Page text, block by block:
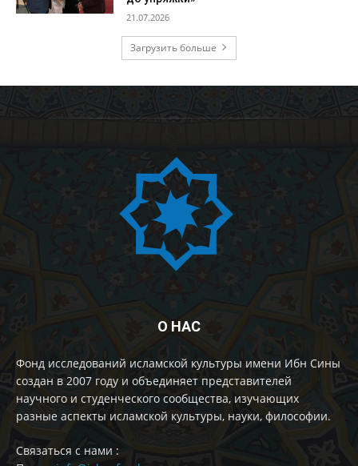
21.07.2026
Загрузить больше
О НАС
Фонд исследований исламской культуры имени Ибн Сины
создан в 2007 году и объединяет представителей
научного и студенческого сообщества, изучающих
разные аспекты исламской культуры, науки, философии.
Cвязаться с нами :